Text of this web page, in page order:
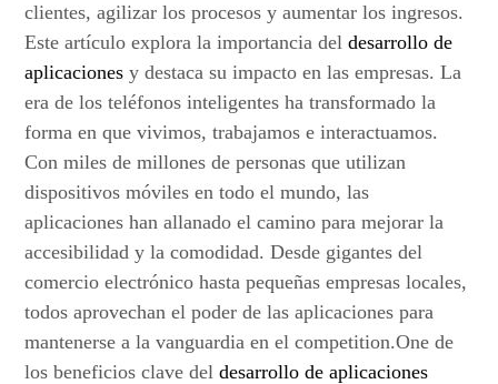
clientes, agilizar los procesos y aumentar los ingresos.
Este artículo explora la importancia deldesarrollo de
aplicaciones y destaca su impacto en las empresas. La
era de los teléfonos inteligentes ha transformado la
forma en que vivimos, trabajamos e interactuamos.
Con miles de millones de personas que utilizan
dispositivos móviles en todo el mundo, las
aplicaciones han allanado el camino para mejorar la
accesibilidad y la comodidad. Desde gigantes del
comercio electrónico hasta pequeñas empresas locales,
todos aprovechan el poder de las aplicaciones para
mantenerse a la vanguardia en el competition.One de
los beneficios clave deldesarrollo de aplicaciones